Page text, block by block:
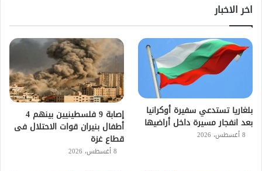
اخر الاخبار
بلغاريا تستدعي سفيرة أوكرانيا
بعد انفجار مسيرة داخل أراضيها
8 أغسطس، 2026
إصابة 9 فلسطينيين بينهم 4
أطفال بنيران قوات الاحتلال فى
قطاع غزة
8 أغسطس، 2026